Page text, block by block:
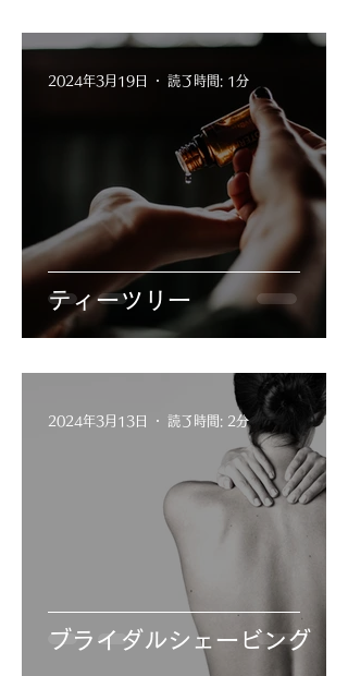
ティーツリー
2024年3月19日 読了時間: 1分
ブライダルシェービング
2024年3月13日 読了時間: 2分